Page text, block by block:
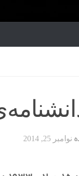
نوامبر 25, 2014